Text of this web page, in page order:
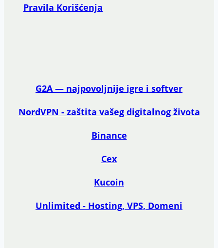
Pravila Korišćenja
G2A — najpovoljnije igre i softver
NordVPN - zaštita vašeg digitalnog života
Binance
Cex
Kucoin
Unlimited - Hosting, VPS, Domeni